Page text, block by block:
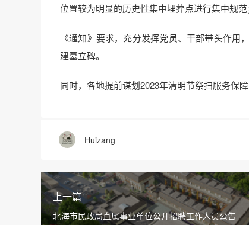
位置较为明显的历史性集中埋葬点进行集中规
《通知》要求，充分发挥党员、干部带头作
建墓立碑。
同时，各地提前谋划2023年清明节祭扫服务保
Huizang
上一篇
北海市民政局直属事业单位公开招聘工作人员公告